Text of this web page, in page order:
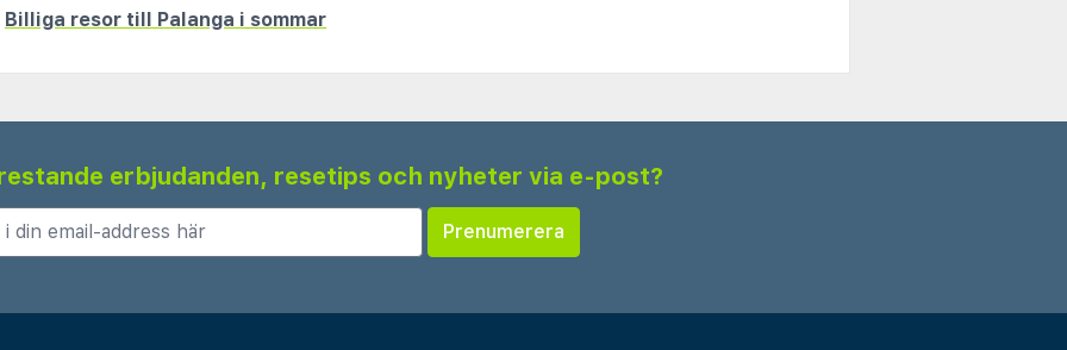
Billiga resor till Palanga i sommar
erbjudanden, resetips och nyheter via e-post?